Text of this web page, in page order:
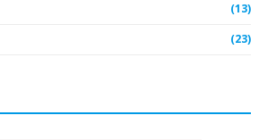
(13)
(23)